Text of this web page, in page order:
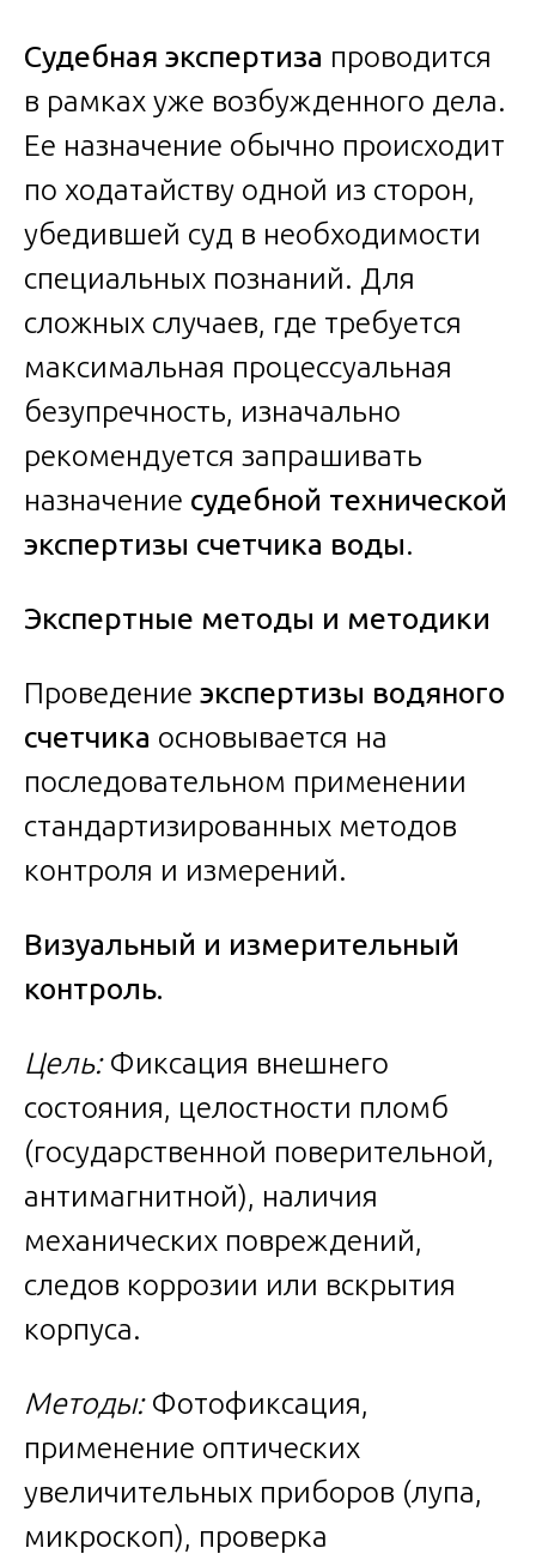
Судебная экспертиза проводится
в рамках уже возбужденного дела.
Ее назначение обычно происходит
по ходатайству одной из сторон,
убедившей суд в необходимости
специальных познаний. Для
сложных случаев, где требуется
максимальная процессуальная
безупречность, изначально
рекомендуется запрашивать
назначение судебной технической
экспертизы счетчика воды.
Экспертные методы и методики
Проведение экспертизы водяного
счетчика основывается на
последовательном применении
стандартизированных методов
контроля и измерений.
Визуальный и измерительный
контроль.
Цель:Фиксация внешнего
состояния, целостности пломб
(государственной поверительной,
антимагнитной), наличия
механических повреждений,
следов коррозии или вскрытия
корпуса.
Методы:Фотофиксация,
применение оптических
увеличительных приборов (лупа,
микроскоп), проверка